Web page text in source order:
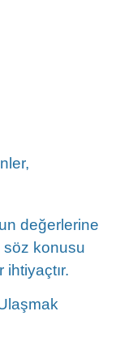
değerlerine
söz konusu
ihtiyaçtır.